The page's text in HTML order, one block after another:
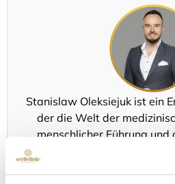
Stanislaw Oleksiejuk ist ein
der die Welt der
menschlicher Führung
verbindet. Ab 2020 wird
Entwicklung mitgestalten